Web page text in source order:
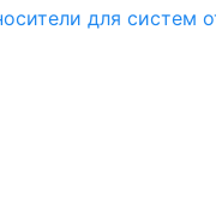
для систем